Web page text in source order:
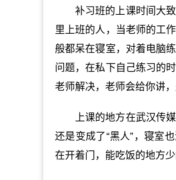
补习班的上课时间大
里上班的人，当老师的工
般都呆在寝室，对着电脑
问题，在私下自己练习的
老师解决，老师会给你讲
上课的地方在武汉传
还是变成了“黑人”，寝室
在开着门，能吃饭的地方